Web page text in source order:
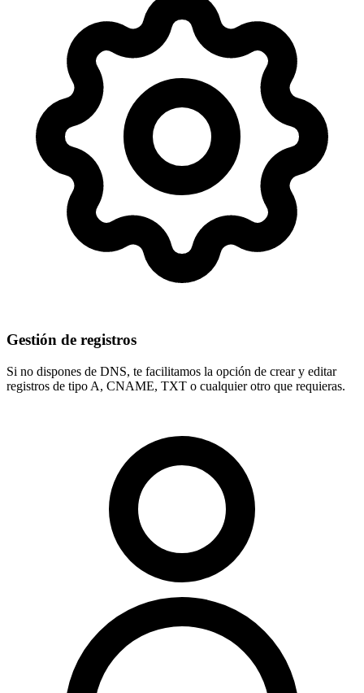
Gestión de registros
Si no dispones de DNS, te facilitamos la opción de crear y editar
registros de tipo A, CNAME, TXT o cualquier otro que requieras.